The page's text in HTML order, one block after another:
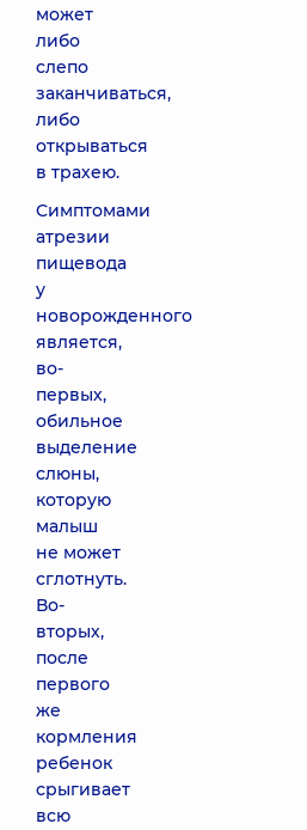
может
либо
слепо
заканчиваться,
либо
открываться
в трахею.
Симптомами
атрезии
пищевода
у
новорожденного
является,
во-
первых,
обильное
выделение
слюны,
которую
малыш
не может
сглотнуть.
Во-
вторых,
после
первого
же
кормления
ребенок
срыгивает
всю